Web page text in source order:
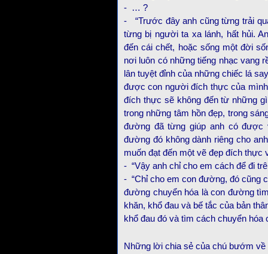
- … ?
- “Trước đây anh cũng từng trải
từng bị người ta xa lánh, hất hủi.
đến cái chết, hoặc sống một đời
nơi luôn có những tiếng nhạc vang
lân tuyệt đỉnh của những chiếc lá
được con người đích thực của
đích thực sẽ không đến từ những
trong những tâm hồn đẹp, trong
đường đã từng giúp anh có
đường đó không dành riêng cho
muốn đạt đến một vẽ đẹp đích thực
- “Vậy anh chỉ cho em cách để đi
- “Chỉ cho em con đường, đó cũng
đường chuyển hóa là con đường
khăn, khổ đau và bế tắc của bản
khổ đau đó và tìm cách chuyển hóa
Những lời chia sẻ của chú bướm